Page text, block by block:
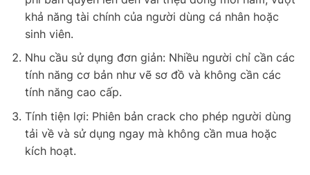
khả năng tài chính của người dùng cá nhân hoặc
sinh viên.
Nhu cầu sử dụng đơn giản: Nhiều người chỉ cần các
tính năng cơ bản như vẽ sơ đồ và không cần các
tính năng cao cấp.
Tính tiện lợi: Phiên bản crack cho phép người dùng
tải về và sử dụng ngay mà không cần mua hoặc
kích hoạt.